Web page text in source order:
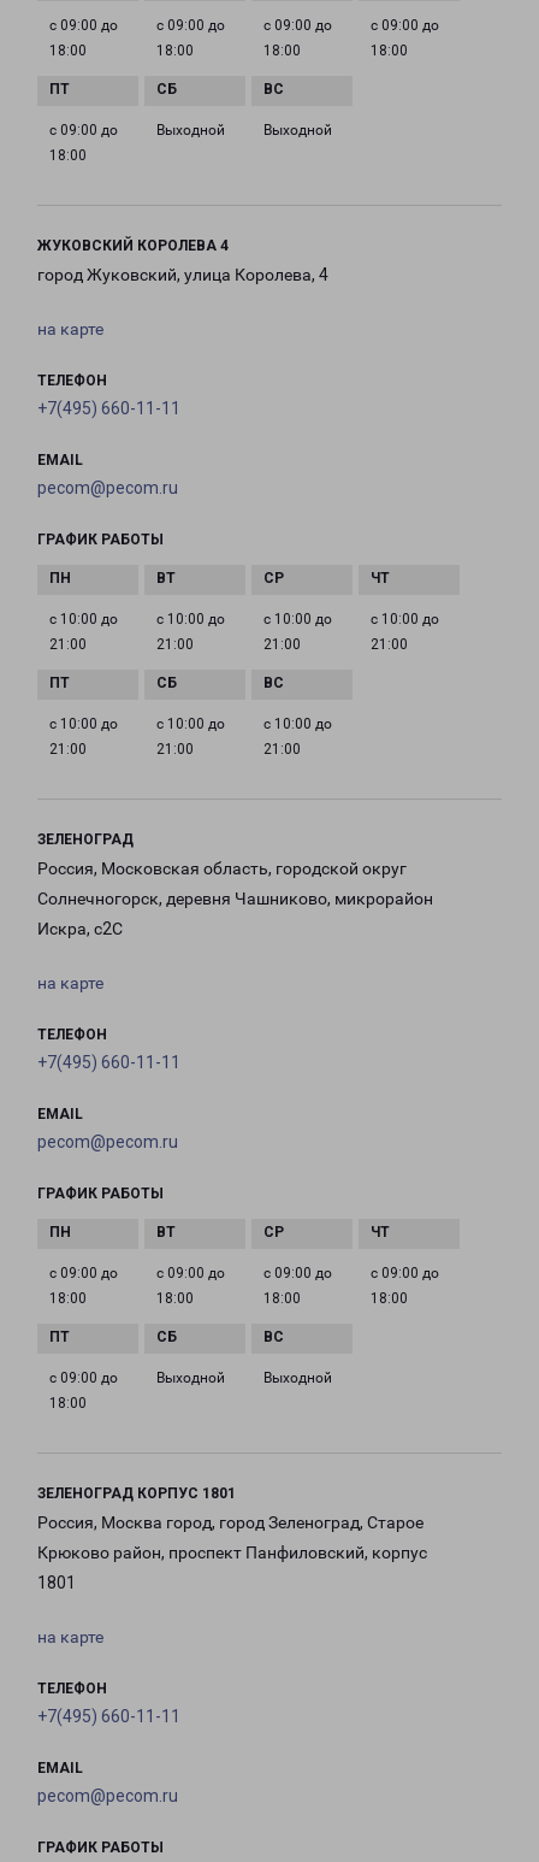
с 09:00 до
18:00
с 09:00 до
18:00
с 09:00 до
18:00
с 09:00 до
18:00
с 09:00 до
18:00
Выходной Выходной
ЖУКОВСКИЙ КОРОЛЕВА 4
город Жуковский, улица Королева, 4
на карте
ТЕЛЕФОН
+7(495) 660-11-11
EMAIL
pecom@pecom.ru
ГРАФИК РАБОТЫ
с 10:00 до
21:00
с 10:00 до
21:00
с 10:00 до
21:00
с 10:00 до
21:00
с 10:00 до
21:00
с 10:00 до
21:00
с 10:00 до
21:00
ЗЕЛЕНОГРАД
Россия, Московская область, городской округ
Солнечногорск, деревня Чашниково, микрорайон
Искра, с2С
на карте
ТЕЛЕФОН
+7(495) 660-11-11
EMAIL
pecom@pecom.ru
ГРАФИК РАБОТЫ
с 09:00 до
18:00
с 09:00 до
18:00
с 09:00 до
18:00
с 09:00 до
18:00
с 09:00 до
18:00
Выходной Выходной
ЗЕЛЕНОГРАД КОРПУС 1801
Россия, Москва город, город Зеленоград, Старое
Крюково район, проспект Панфиловский, корпус
1801
на карте
ТЕЛЕФОН
+7(495) 660-11-11
EMAIL
pecom@pecom.ru
ГРАФИК РАБОТЫ